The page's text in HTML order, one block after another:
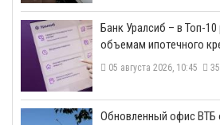
​Банк Уралсиб – в Топ-10
объемам ипотечного
05 августа 2026, 10:45
​Обновленный офис ВТБ